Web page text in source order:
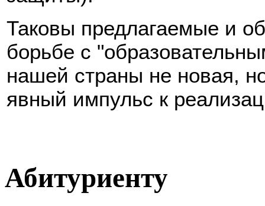
Таковы предлагаемые и
борьбе с
нашей страны не новая,
явный импульс к
Абитуриенту